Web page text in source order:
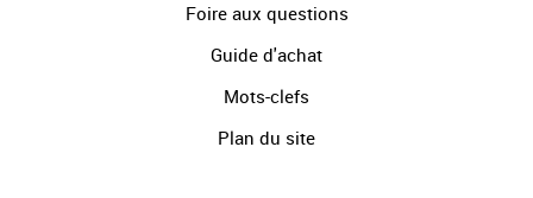
Foire aux questions
Guide d'achat
Mots-clefs
Plan du site